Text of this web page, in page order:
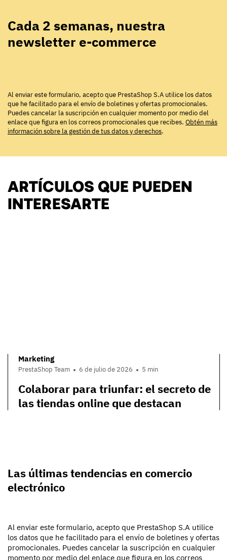
Cada 2 semanas, nuestra
newsletter e-commerce
Al enviar este formulario, acepto que PrestaShop S.A utilice los datos
que he facilitado para el envío de boletines y ofertas promocionales.
Puedes cancelar la suscripción en cualquier momento por medio del
enlace que figura en los correos promocionales que recibes. Obtén más
información sobre la gestión de tus datos y derechos.
ARTÍCULOS QUE PUEDEN
INTERESARTE
Marketing
PrestaShop Team 6 de julio de 2026 5 min
Colaborar para triunfar: el secreto de
las tiendas online que destacan
Las últimas tendencias en comercio
electrónico
Al enviar este formulario, acepto que PrestaShop S.A utilice
los datos que he facilitado para el envío de boletines y ofertas
promocionales. Puedes cancelar la suscripción en cualquier
momento por medio del enlace que figura en los correos